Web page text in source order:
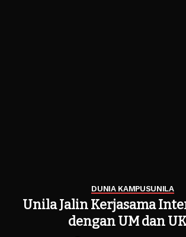
DUNIA KAMPUSUNILA
Unila Jalin Kerjasama
dengan UM dan